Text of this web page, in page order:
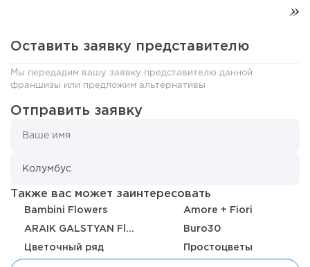
242
Прокат квадроциклов: инвестиции 2 млн рублей,
Оставить заявку представителю
Мы передадим вашу заявку представителю данной
франшизы или предложим альтернативы
Отправить заявку
Также вас может заинтересовать
Bambini Flowers Amore + Fiori
ARAIK GALSTYAN Floral Design House Buro30
Цветочный ряд Простоцветы